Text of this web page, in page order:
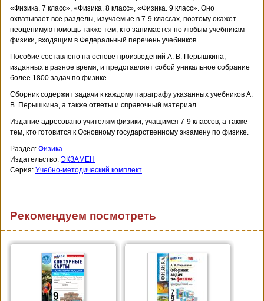
«Физика. 7 класс», «Физика. 8 класс», «Физика. 9 класс». Оно
охватывает все разделы, изучаемые в 7-9 классах, поэтому окажет
неоценимую помощь также тем, кто занимается по любым учебникам
физики, входящим в Федеральный перечень учебников.
Пособие составлено на основе произведений А. В. Перышкина,
изданных в разное время, и представляет собой уникальное собрание
более 1800 задач по физике.
Сборник содержит задачи к каждому параграфу указанных учебников А.
В. Перышкина, а также ответы и справочный материал.
Издание адресовано учителям физики, учащимся 7-9 классов, а также
тем, кто готовится к Основному государственному экзамену по физике.
Раздел: Физика
Издательство: ЭКЗАМЕН
Серия: Учебно-методический комплект
Рекомендуем посмотреть